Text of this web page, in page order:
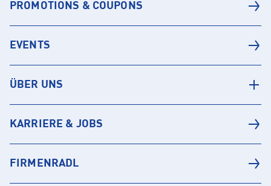
PROMOTIONS & COUPONS
EVENTS
ÜBER UNS
KARRIERE & JOBS
FIRMENRADL